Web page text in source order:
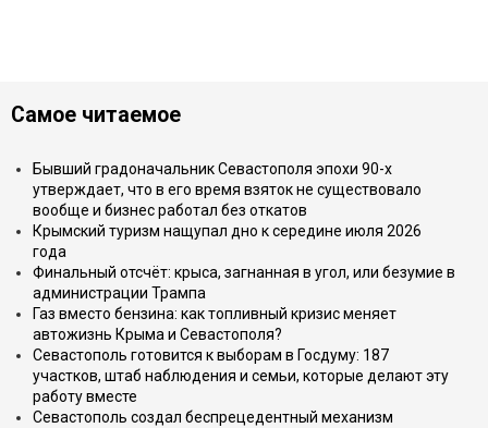
Самое читаемое
Бывший градоначальник Севастополя эпохи 90-х
утверждает, что в его время взяток не существовало
вообще и бизнес работал без откатов
Крымский туризм нащупал дно к середине июля 2026
года
Финальный отсчёт: крыса, загнанная в угол, или безумие в
администрации Трампа
Газ вместо бензина: как топливный кризис меняет
автожизнь Крыма и Севастополя?
Севастополь готовится к выборам в Госдуму: 187
участков, штаб наблюдения и семьи, которые делают эту
работу вместе
Севастополь создал беспрецедентный механизм